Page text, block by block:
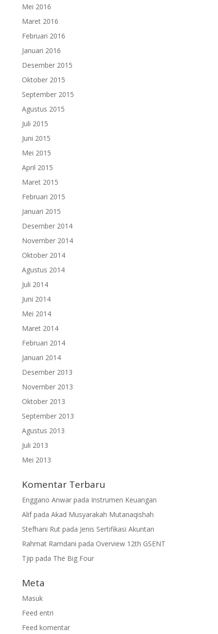
Mei 2016
Maret 2016
Februari 2016
Januari 2016
Desember 2015
Oktober 2015
September 2015
Agustus 2015
Juli 2015
Juni 2015
Mei 2015
April 2015
Maret 2015
Februari 2015
Januari 2015
Desember 2014
November 2014
Oktober 2014
Agustus 2014
Juli 2014
Juni 2014
Mei 2014
Maret 2014
Februari 2014
Januari 2014
Desember 2013
November 2013
Oktober 2013
September 2013
Agustus 2013
Juli 2013
Mei 2013
Komentar Terbaru
Enggano Anwarpada Instrumen Keuangan
Alifpada Akad Musyarakah Mutanaqishah
Stefhani Rutpada Jenis Sertifikasi Akuntan
Rahmat Ramdani pada Overview 12th GSENT
Tjip pada The Big Four
Meta
Masuk
Feed entri
Feed komentar